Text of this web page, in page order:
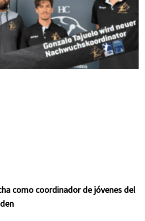
como coordinador de jóvenes del